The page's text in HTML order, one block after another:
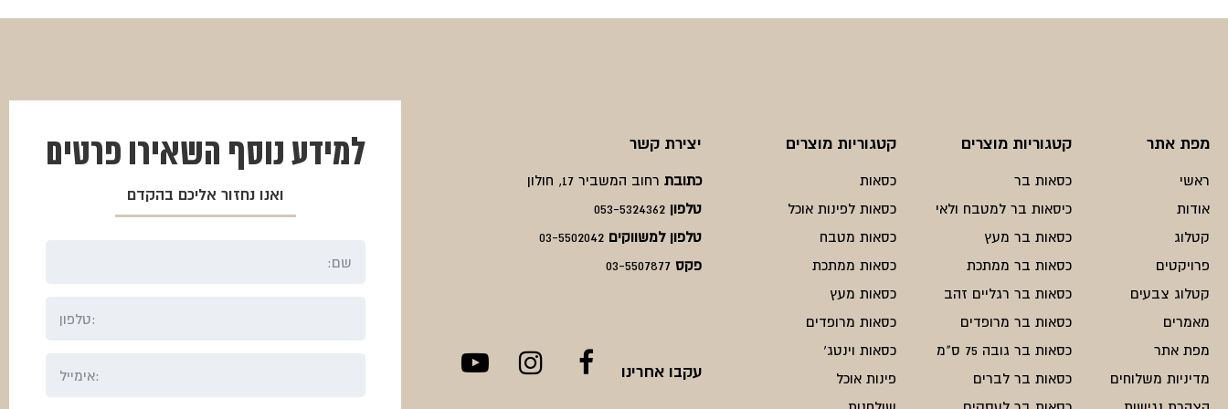
₪650.
₪488.
₪1110.
₪833.
₪500.
₪375.
₪1150.
₪863.
מפת אתר
ראשי
אודות
קטלוג
פרויקטים
קטלוג צבעים
מאמרים
מפת אתר
מדיניות משלוחים
קטגוריות מוצרים
כסאות בר
כיסאות בר למטבח ולאי
כסאות בר מעץ
כסאות בר ממתכת
כסאות בר רגליים זהב
כסאות בר מרופדים
כסאות בר גובה 75 ס"מ
כסאות בר לברים
קטגוריות מוצרים
כסאות
כסאות לפינות אוכל
כסאות מטבח
כסאות ממתכת
כסאות מעץ
כסאות מרופדים
כסאות וינטג'
פינות אוכל
יצירת קשר
כתובת רחוב המשביר 17, חולון
טלפון 053-5324362
טלפון למשווקים 03-5502042
פקס03-5507877
עקבו אחרינו
למידע נוסף השאירו פרטים
ואנו נחזור אליכם בהקדם